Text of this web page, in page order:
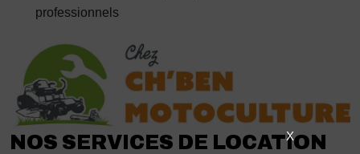
professionnels
NOS SERVICES DE LOCATION
X